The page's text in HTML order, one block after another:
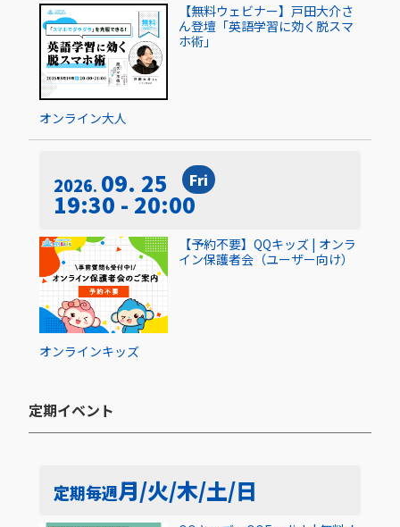
オンライン大人
【無料ウェビナー】戸田大介さ
ん登壇「英語学習に効く脱スマ
ホ術」
2026 09. 25 Fri
19:30 - 20:00
オンラインキッズ
【予約不要】QQキッズ | オンラ
イン保護者会（ユーザー向け）
定期イベント​
定期毎週月/火/木/土/日